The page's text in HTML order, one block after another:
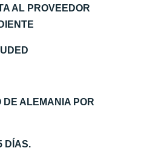
AL PROVEEDOR
DE ALEMANIA POR
DÍAS.